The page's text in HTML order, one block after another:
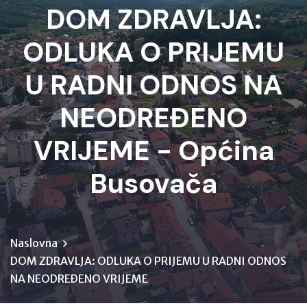
DOM ZDRAVLJA:
ODLUKA O PRIJEMU
U RADNI ODNOS NA
NEODREĐENO
VRIJEME - Općina
Busovača
Naslovna
DOM ZDRAVLJA: ODLUKA O PRIJEMU U RADNI ODNOS
NA NEODREĐENO VRIJEME